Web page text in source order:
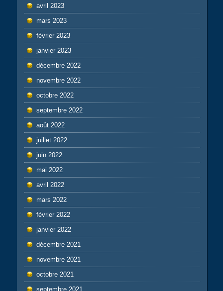
avril 2023
mars 2023
février 2023
janvier 2023
décembre 2022
novembre 2022
octobre 2022
septembre 2022
août 2022
juillet 2022
juin 2022
mai 2022
avril 2022
mars 2022
février 2022
janvier 2022
décembre 2021
novembre 2021
octobre 2021
septembre 2021